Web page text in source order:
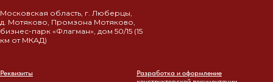
Московская область, г. Люберцы,
д. Мотяково, Промзона Мотяково,
бизнес-парк «Флагман», дом 50/15 (15
км от МКАД)
Реквизиты
Разработка и оформление